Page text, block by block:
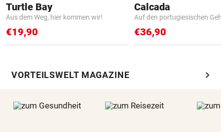
Turtle Bay
Aus dem Weg, hier kommen wir!
€19,90
Calcada
Auf den portugiesischen
€36,90
VORTEILSWELT MAGAZINE chevron_right